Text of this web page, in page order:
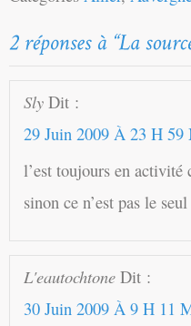
Sly Dit :
29 Juin 2009 À 23 H 59
l’est toujours en activité
sinon ce n’est pas le
L'eautochtone Dit :
30 Juin 2009 À 9 H 11